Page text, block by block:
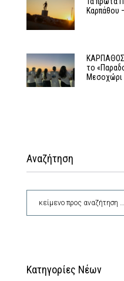
Καρπάθου
το
Μεσοχώρι
Αναζήτηση
Κατηγορίες Νέων